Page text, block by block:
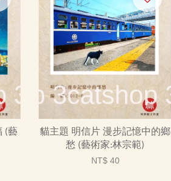
(藝
貓主題 明信片 漫步記憶中的鄉
愁 (藝術家:林宗範)
NT$ 40